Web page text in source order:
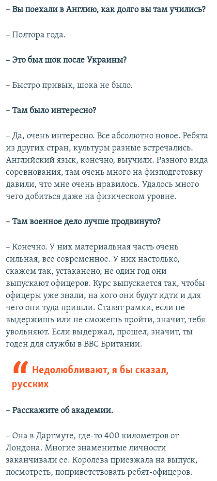
– Вы поехали в Англию, как долго вы там учились?
– Полтора года.
– Это был шок после Украины?
– Быстро привык, шока не было.
– Там было интересно?
– Да, очень интересно. Все абсолютно новое. Ребята
из других стран, культуры разные встречались.
Английский язык, конечно, выучили. Разного вида
соревнования, там очень много на физподготовку
давили, что мне очень нравилось. Удалось много
чего добиться даже на физическом уровне.
– Там военное дело лучше продвинуто?
– Конечно. У них материальная часть очень
сильная, все современное. У них настолько,
скажем так, устаканено, не один год они
выпускают офицеров. Курс выпускается так, чтобы
офицеры уже знали, на кого они будут идти и для
чего они туда пришли. Ставят рамки, если не
выдержишь или не сможешь пройти, значит, тебя
увольняют. Если выдержал, прошел, значит, ты
годен для службы в ВВС Британии.
Недолюбливают, я бы сказал,
русских
– Расскажите об академии.
– Она в Дартмуте, где-то 400 километров от
Лондона. Многие знаменитые личности
заканчивали ее. Королева приезжала на выпуск,
посмотреть, поприветствовать ребят-офицеров.